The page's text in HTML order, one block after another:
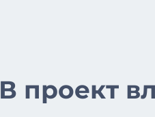
В проект